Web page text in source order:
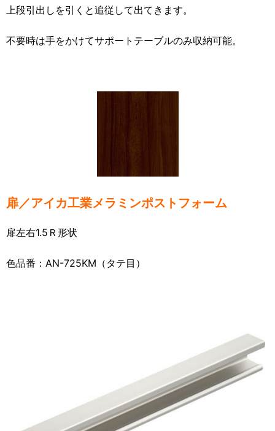
上段引出しを引くと追従して出てきます。
不要時は手をかけてサポートテーブルのみ収納可能。
扉／アイカ工業メラミンポストフォーム
扉左右1.5Ｒ形状
色品番：AN-725KM（タテ目）